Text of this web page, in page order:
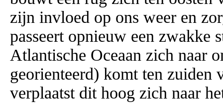
zijn invloed op ons weer en
passeert opnieuw een zwakke
Atlantische Oceaan zich naar
georienteerd) komt ten zuiden
verplaatst dit hoog zich naar